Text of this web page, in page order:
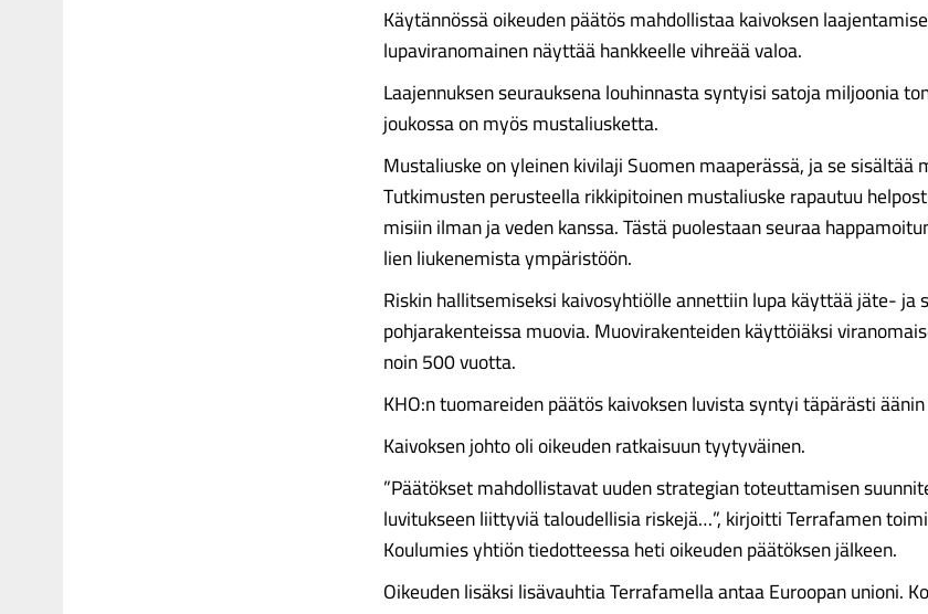
Käytännössä oikeuden päätös mahdollistaa kaivoksen
lupaviranomainen näyttää hankkeelle vihreää valoa.
Laajennuksen seurauksena louhinnasta syntyisi satoja miljoonia
joukossa on myös mustaliusketta.
Mustaliuske on yleinen kivilaji Suomen maaperässä, ja se sisältää
Tutkimusten perusteella rikkipitoinen musta­liuske rapautuu
misiin ilman ja veden kanssa. Tästä puolestaan seuraa
lien liukenemista ympäristöön.
Riskin hallitsemiseksi kaivosyhtiölle annettiin lupa käyttää jäte- ja
pohjarakenteissa muovia. Muovirakenteiden käyttöiäksi
noin 500 vuotta.
KHO:n tuomareiden päätös kaivoksen luvista syntyi täpärästi
Kaivoksen johto oli oikeuden ratkaisuun tyytyväinen.
”Päätökset mahdollistavat uuden strate­gian toteuttamisen
luvitukseen liittyviä taloudellisia riskejä…”, kirjoitti Terrafamen
Koulumies yhtiön tiedotteessa heti oikeuden päätöksen jälkeen.
Oikeuden lisäksi lisävauhtia Terrafamella antaa Euroopan unioni.